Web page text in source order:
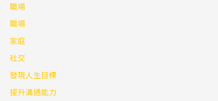
職場
職場
家庭
社交
發現人生目標
提升溝通能力